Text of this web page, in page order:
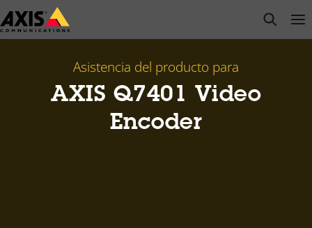
Saltar
al
open
Asistencia del producto para
AXIS Q7401 Video
Encoder